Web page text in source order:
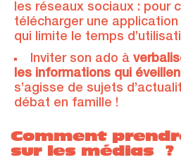
les réseaux sociaux : pour
télécharger une application
qui limite le temps
Inviter son ado à
les informations qui
s’agisse de sujets
débat en famille !
Comment
sur les médias ?